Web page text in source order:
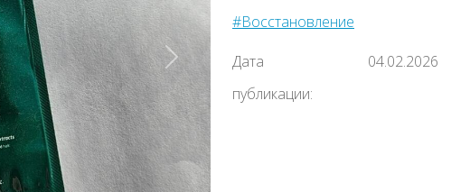
Назад
#Восстановление
Дата
публикации:
04.02.2026